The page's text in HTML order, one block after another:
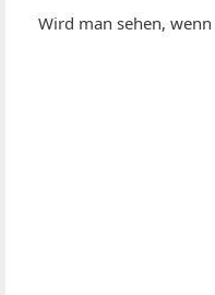
Wird man sehen,